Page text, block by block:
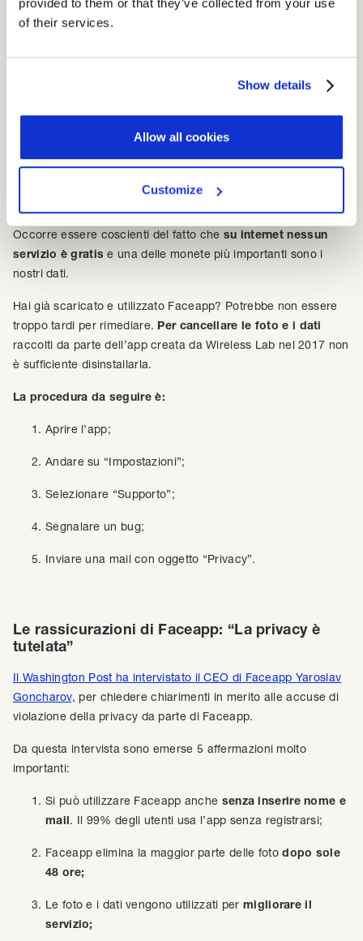
of their services.
Show details
Allow all cookies
Customize
di volti che dia origine a un registro di identità finte, che
generare masse critiche di utenti inventati.
Come rimediare all’uso di Faceapp e
proteggere la privacy
Essere consapevoli dei rischi e della policydi questa app
dovrebbe rappresentare il passo precedente al download di
Occorre essere coscienti del fatto che su internet nessun
servizio è gratis e una delle monete più importanti sono i
nostri dati.
Hai già scaricato e utilizzato Faceapp? Potrebbe non essere
troppo tardi per rimediare. Per cancellare le foto e i dati
raccolti da parte dell’app creata da Wireless Lab nel 2017 non
è sufficiente disinstallarla.
La procedura da seguire è:
Aprire l’app;
Andare su “Impostazioni”;
Selezionare “Supporto”;
Segnalare un bug;
Inviare una mail con oggetto “Privacy”.
Le rassicurazioni di Faceapp: “La privacy è
tutelata”
Il Washington Post ha intervistato il CEO di Faceapp Yaroslav
Goncharov, per chiedere chiarimenti in merito alle accuse di
violazione della privacy da parte di Faceapp.
Da questa intervista sono emerse 5 affermazioni molto
importanti:
Si può utilizzare Faceapp anche senza inserire nome e
mail. Il 99% degli utenti usa l’app senza registrarsi;
Faceapp elimina la maggior parte delle fotodopo sole
48 ore;
Le foto e i dati vengono utilizzati per migliorare il
servizio;